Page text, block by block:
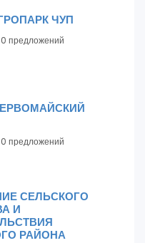
ЧУП
0 предложений
0 предложений
СЕЛЬСКОГО
И
РАЙОНА